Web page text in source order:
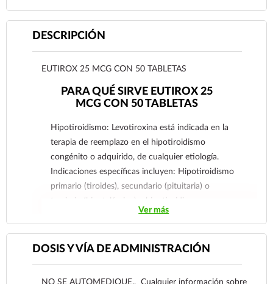
DESCRIPCIÓN
EUTIROX 25 MCG CON 50 TABLETAS
PARA QUÉ SIRVE EUTIROX 25
MCG CON 50 TABLETAS
Hipotiroidismo: Levotiroxina está indicada en la
terapia de reemplazo en el hipotiroidismo
congénito o adquirido, de cualquier etiología.
Indicaciones específicas incluyen: Hipotiroidismo
primario (tiroides), secundario (pituitaria) o
terciario (hipotalámico) e hipotiroidismo
o prevención de varios tipos de bocios
Ver más
DOSIS Y VÍA DE ADMINISTRACIÓN
NO SE AUTOMEDIQUE., Cualquier información sobre